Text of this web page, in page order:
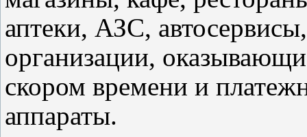
аптеки, АЗС,
организации,
скором времени и
аппараты.